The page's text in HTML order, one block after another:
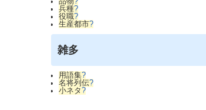
兵種?
役職?
生産都市?
雑多
用語集?
名将列伝?
小ネタ?